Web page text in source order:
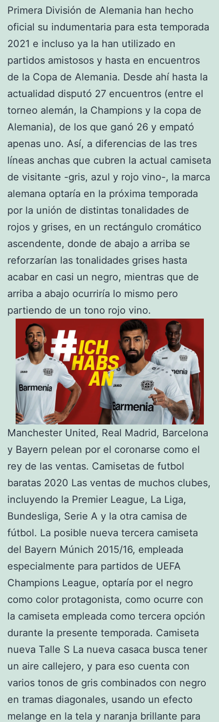
Primera División de Alemania han hecho
oficial su indumentaria para esta temporada
2021 e incluso ya la han utilizado en
partidos amistosos y hasta en encuentros
de la Copa de Alemania. Desde ahí hasta la
actualidad disputó 27 encuentros (entre el
torneo alemán, la Champions y la copa de
Alemania), de los que ganó 26 y empató
apenas uno. Así, a diferencias de las tres
líneas anchas que cubren la actual camiseta
de visitante -gris, azul y rojo vino-, la marca
alemana optaría en la próxima temporada
por la unión de distintas tonalidades de
rojos y grises, en un rectángulo cromático
ascendente, donde de abajo a arriba se
reforzarían las tonalidades grises hasta
acabar en casi un negro, mientras que de
arriba a abajo ocurriría lo mismo pero
partiendo de un tono rojo vino.
Manchester United, Real Madrid, Barcelona
y Bayern pelean por el coronarse como el
rey de las ventas. Camisetas de futbol
baratas 2020 Las ventas de muchos clubes,
incluyendo la Premier League, La Liga,
Bundesliga, Serie A y la otra camisa de
fútbol. La posible nueva tercera camiseta
del Bayern Múnich 2015/16, empleada
especialmente para partidos de UEFA
Champions League, optaría por el negro
como color protagonista, como ocurre con
la camiseta empleada como tercera opción
durante la presente temporada. Camiseta
nueva Talle S La nueva casaca busca tener
un aire callejero, y para eso cuenta con
varios tonos de gris combinados con negro
en tramas diagonales, usando un efecto
melange en la tela y naranja brillante para